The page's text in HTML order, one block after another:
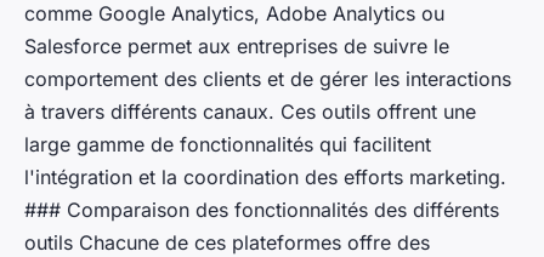
comme Google Analytics, Adobe Analytics ou
Salesforce permet aux entreprises de suivre le
comportement des clients et de gérer les interactions
à travers différents canaux. Ces outils offrent une
large gamme de fonctionnalités qui facilitent
l'intégration et la coordination des efforts marketing.
### Comparaison des fonctionnalités des différents
outils Chacune de ces plateformes offre des